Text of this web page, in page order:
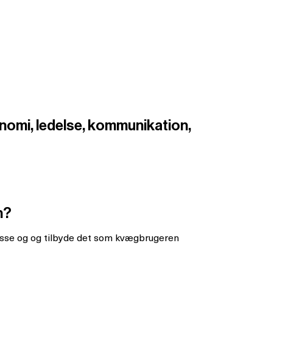
ledelse, kommunikation,
og og tilbyde det som kvægbrugeren